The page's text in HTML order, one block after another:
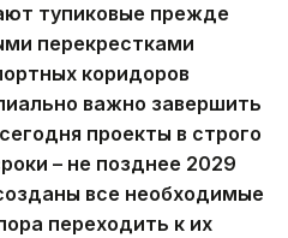
тупиковые прежде
перекрестками
коридоров
важно завершить
проекты в строго
– не позднее 2029
все необходимые
переходить к их